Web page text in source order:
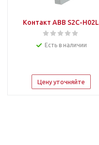
Контакт ABB S2C-H02L
Есть в наличии
Цену уточняйте